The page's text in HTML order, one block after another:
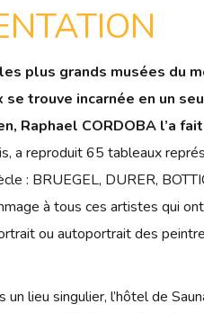
plus grands musées du
trouve incarnée en un
Raphael CORDOBA l’a
a reproduit 65 tableaux
: BRUEGEL, DURER,
à tous ces artistes qui
ou autoportrait des
lieu singulier, l’hôtel de